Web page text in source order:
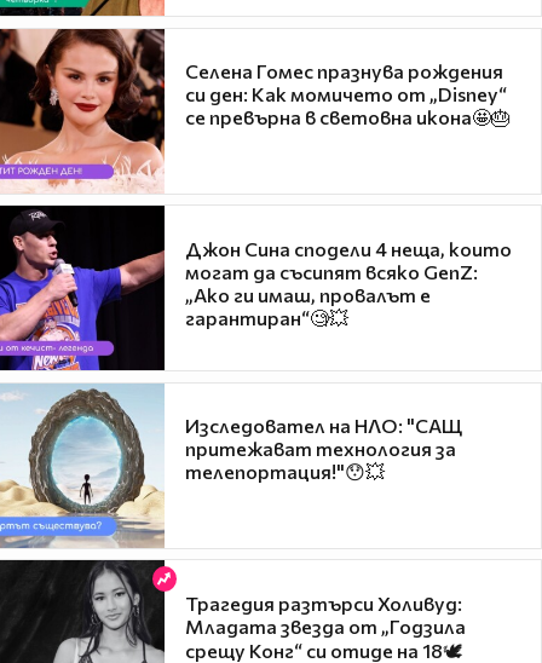
Селена Гомес празнува рождения
си ден: Как момичето от „Disney“
се превърна в световна икона🤩🎂
Джон Сина сподели 4 неща, които
могат да съсипят всяко GenZ:
„Ако ги имаш, провалът е
гарантиран“🧐💥
Изследовател на НЛО: "САЩ
притежават технология за
телепортация!"😯💥
Трагедия разтърси Холивуд:
Младата звезда от „Годзила
срещу Конг“ си отиде на 18🕊️